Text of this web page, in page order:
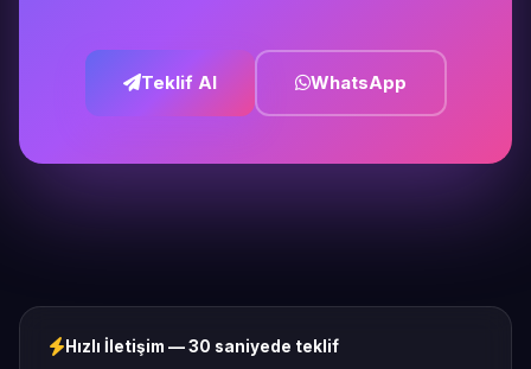
Teklif Al WhatsApp
Hızlı İletişim — 30 saniyede teklif